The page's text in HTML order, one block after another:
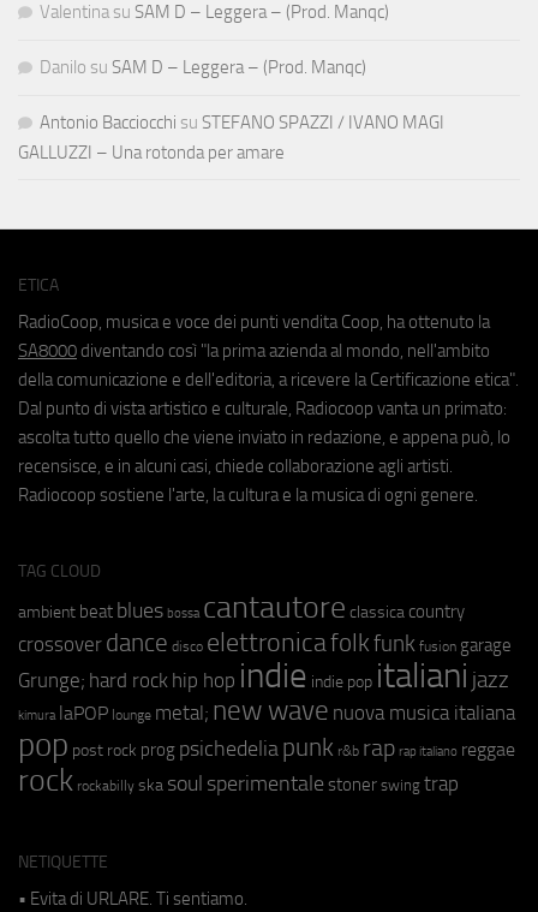
Valentina su SAM D – Leggera – (Prod. Manqc)
Danilo su SAM D – Leggera – (Prod. Manqc)
Antonio Bacciocchi su STEFANO SPAZZI / IVANO MAGI
GALLUZZI – Una rotonda per amare
ETICA
RadioCoop, musica e voce dei punti vendita Coop, ha ottenuto la
SA8000 diventando così "la prima azienda al mondo, nell'ambito
della comunicazione e dell'editoria, a ricevere la Certificazione etica".
Dal punto di vista artistico e culturale, Radiocoop vanta un primato:
ascolta tutto quello che viene inviato in redazione, e appena può, lo
recensisce, e in alcuni casi, chiede collaborazione agli artisti.
Radiocoop sostiene l'arte, la cultura e la musica di ogni genere.
TAG CLOUD
ambient beat blues bossa cantautore classica country
crossover dance disco elettronicafolkfunk fusion garage
Grunge; hard rock hip hop indie indie pop italiani jazz
kimura laPOP lounge metal; new wave nuova musica italiana
pop post rock prog psichedeliapunk r&b rap rap italiano reggae
rock rockabilly ska soul sperimentale stoner swing trap
NETIQUETTE
• Evita di URLARE. Ti sentiamo.